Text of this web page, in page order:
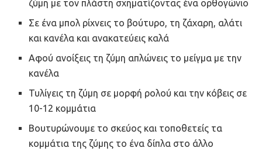
ζύμη με τον πλάστη σχηματίζοντας ένα ορθογώνιο
Σε ένα μπολ ρίχνεις το βούτυρο, τη ζάχαρη, αλάτι
και κανέλα και ανακατεύεις καλά
Αφού ανοίξεις τη ζύμη απλώνεις το μείγμα με την
κανέλα
Τυλίγεις τη ζύμη σε μορφή ρολού και την κόβεις σε
10-12 κομμάτια
Βουτυρώνουμε το σκεύος και τοποθετείς τα
κομμάτια της ζύμης το ένα δίπλα στο άλλο